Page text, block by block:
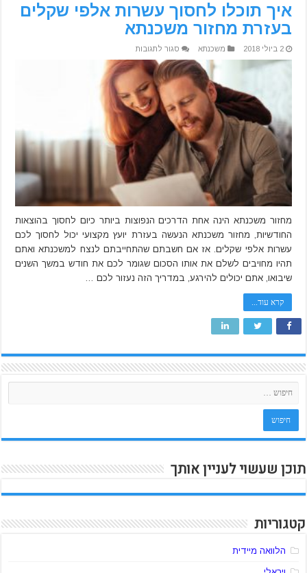
איך תוכלו לחסוך עשרות אלפי שקלים
בעזרת מחזור משכנתא
2 ביולי 2018 משכנתא סגור לתגובותעל
תוכלו
לחסוך
עשרות
אלפי
שקלים
בעזרת
מחזור
משכנתא
מחזור משכנתא הינה אחת הדרכים הנפוצות ביותר כיום לחסוך בהוצאות
החודשיות, מחזור משכנתא הנעשה בעזרת יועץ מקצועי יכול לחסוך לכם
עשרות אלפי שקלים. אז אם חשבתם שהתחייבתם לנצח למשכנתא ואתם
תהיו מחויבים לשלם את אותו הסכום שגומר לכם את חודש במשך השנים
שיבואו, אתם יכולים להירגע, במדריך הזה נעזור לכם …
קרא עוד...
תוכן שעשוי לעניין אותך
קטגוריות
הלוואה מיידית